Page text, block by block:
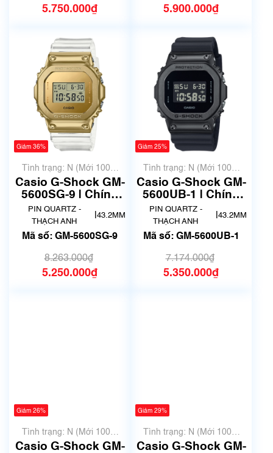
5.750.000₫ 5.900.000₫
Giảm 36%
Tình trạng: N (Mới 100%
chưa qua sử dụng)
Casio G-Shock GM-
5600SG-9 | Chính
hãng
PIN QUARTZ -
THẠCH ANH
43.2MM
Mã số: GM-5600SG-9
8.263.000₫
5.250.000₫
Giảm 25%
Tình trạng: N (Mới 100%
chưa qua sử dụng)
Casio G-Shock GM-
5600UB-1 | Chính
hãng
PIN QUARTZ -
THẠCH ANH
43.2MM
Mã số: GM-5600UB-1
7.174.000₫
5.350.000₫
Giảm 26%
Tình trạng: N (Mới 100%
chưa qua sử dụng)
Casio G-Shock GM-
Giảm 29%
Tình trạng: N (Mới 100%
chưa qua sử dụng)
Casio G-Shock GM-